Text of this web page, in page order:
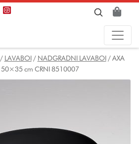
LAVABOI/ NADGRADNI LAVABOI/ AXA
50×35 cm CRNI 8510007